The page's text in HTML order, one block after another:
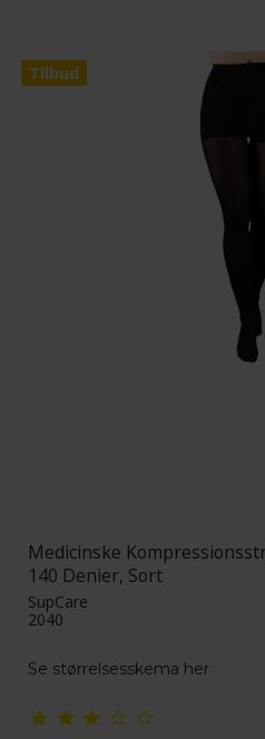
Tilbud
Medicinske
140 Denier, Sort
SupCare
2040
Se størrelsesskema her